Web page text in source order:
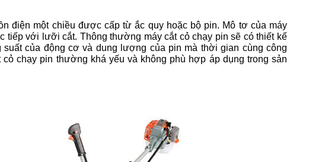
điện một chiều được cấp từ ắc quy hoặc bộ pin. Mô tơ của máy
tiếp với lưỡi cắt. Thông thường máy cắt cỏ chạy pin sẽ có thiết kế
của động cơ và dung lượng của pin mà thời gian cùng công
chạy pin thường khá yếu và không phù hợp áp dụng trong sản